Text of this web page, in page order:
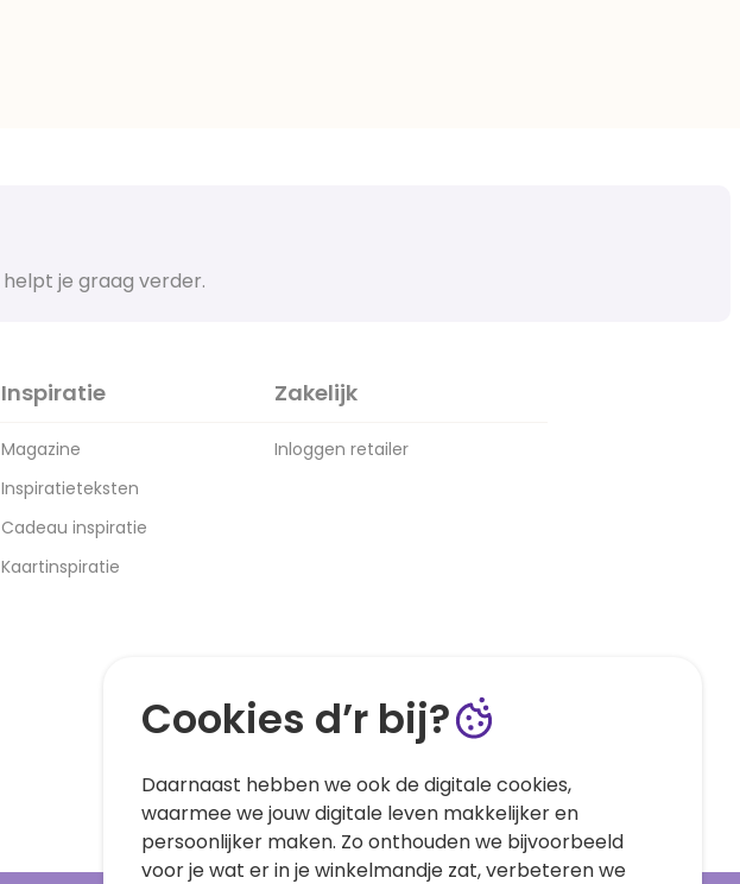
helpt je graag verder.
Inspiratie
Magazine
Inspiratieteksten
Cadeau inspiratie
Kaartinspiratie
Zakelijk
Inloggen retailer
Cookies d’r bij?
Daarnaast hebben we ook de digitale cookies,
waarmee we jouw digitale leven makkelijker en
persoonlijker maken. Zo onthouden we bijvoorbeeld
voor je wat er in je winkelmandje zat, verbeteren we